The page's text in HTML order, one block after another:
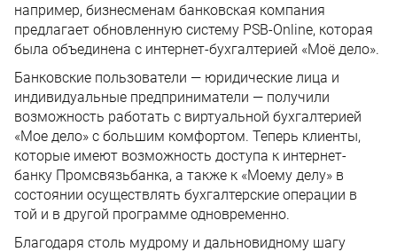
например, бизнесменам банковская компания
предлагает обновленную систему PSB-Online, которая
была объединена с интернет-бухгалтерией «Моё дело».
Банковские пользователи — юридические лица и
индивидуальные предприниматели — получили
возможность работать с виртуальной бухгалтерией
«Мое дело» с большим комфортом. Теперь клиенты,
которые имеют возможность доступа к интернет-
банку Промсвязьбанка, а также к «Моему делу» в
состоянии осуществлять бухгалтерские операции в
той и в другой программе одновременно.
Благодаря столь мудрому и дальновидному шагу